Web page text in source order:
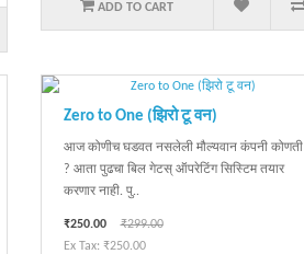
ADD TO CART
Zero to One (झिरो टू वन)
आज कोणीच घडवत नसलेली मौल्यवान कंपनी कोणती
? आता पुढचा बिल गेटस् ऑपरेटिंग सिस्टिम तयार
करणार नाही. पु..
₹250.00
₹299.00
Ex Tax: ₹250.00